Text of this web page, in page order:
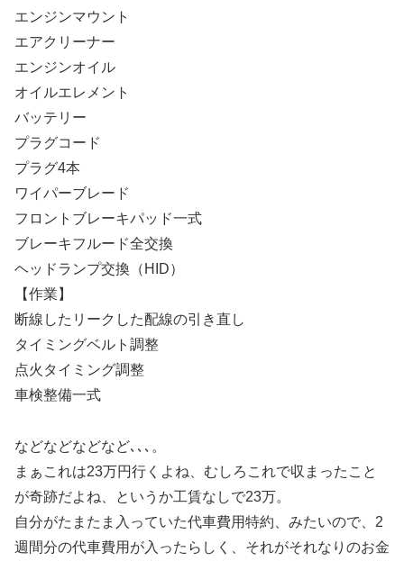
エンジンマウント
エアクリーナー
エンジンオイル
オイルエレメント
バッテリー
プラグコード
プラグ4本
ワイパーブレード
フロントブレーキパッド一式
ブレーキフルード全交換
ヘッドランプ交換（HID）
【作業】
断線したリークした配線の引き直し
タイミングベルト調整
点火タイミング調整
車検整備一式
などなどなどなど､､､。
まぁこれは23万円行くよね、むしろこれで収まったこと
が奇跡だよね、というか工賃なしで23万。
自分がたまたま入っていた代車費用特約、みたいので、2
週間分の代車費用が入ったらしく、それがそれなりのお金